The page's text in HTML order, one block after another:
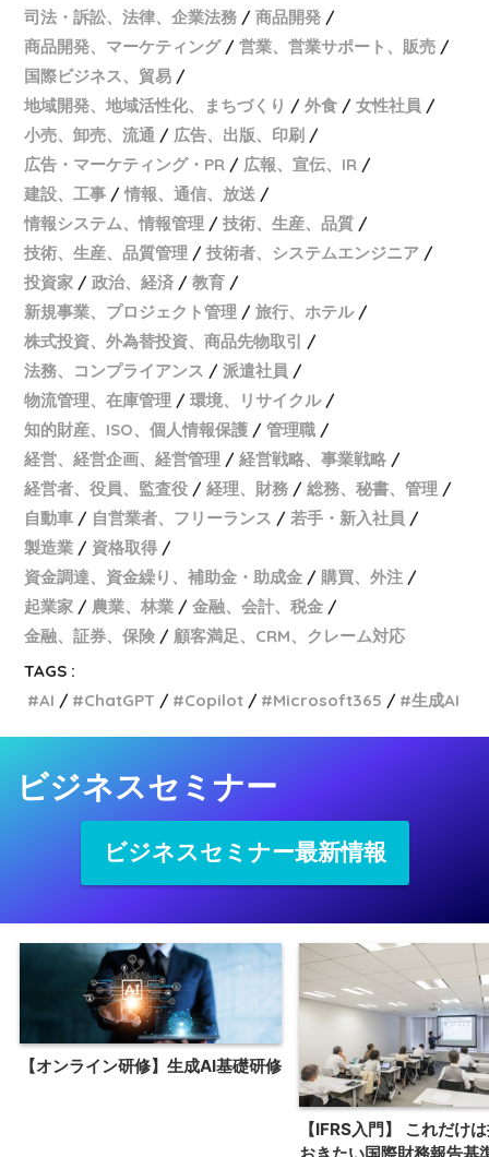
司法・訴訟、法律、企業法務
商品開発
商品開発、マーケティング
営業、営業サポート、販売
国際ビジネス、貿易
地域開発、地域活性化、まちづくり
外食
女性社員
小売、卸売、流通
広告、出版、印刷
広告・マーケティング・PR
広報、宣伝、IR
建設、工事
情報、通信、放送
情報システム、情報管理
技術、生産、品質
技術、生産、品質管理
技術者、システムエンジニア
投資家
政治、経済
教育
新規事業、プロジェクト管理
旅行、ホテル
株式投資、外為替投資、商品先物取引
法務、コンプライアンス
派遣社員
物流管理、在庫管理
環境、リサイクル
知的財産、ISO、個人情報保護
管理職
経営、経営企画、経営管理
経営戦略、事業戦略
経営者、役員、監査役
経理、財務
総務、秘書、管理
自動車
自営業者、フリーランス
若手・新入社員
製造業
資格取得
資金調達、資金繰り、補助金・助成金
購買、外注
起業家
農業、林業
金融、会計、税金
金融、証券、保険
顧客満足、CRM、クレーム対応
TAGS :
AI
ChatGPT Copilot Microsoft365 生成AI
ビジネスセミナー
ビジネスセミナー最新情報
【オンライン研修】生成AI基礎研修
【IFRS入門】 これだけ